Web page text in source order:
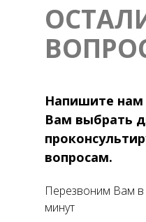
Напишите
Вам выбрать
вопросам.
Перезвоним Вам в
минут